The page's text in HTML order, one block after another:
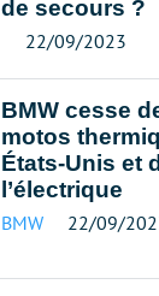
de secours ?
22/09/2023
BMW cesse
motos
États-Unis et
l’électrique
BMW 22/09/